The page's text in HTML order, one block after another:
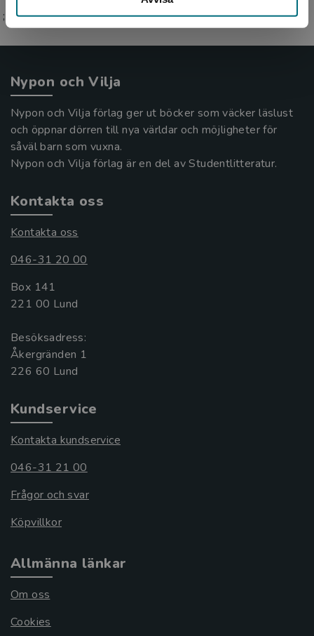
;
Nypon och Vilja
Nypon och Vilja förlag ger ut böcker som väcker läslust
och öppnar dörren till nya världar och möjligheter för
såväl barn som vuxna.
Nypon och Vilja förlag är en del av Studentlitteratur.
Kontakta oss
Kontakta oss
046-31 20 00
Box 141
221 00 Lund
Besöksadress:
Åkergränden 1
Kundservice
Kontakta kundservice
046-31 21 00
Frågor och svar
Köpvillkor
Allmänna länkar
Om oss
Cookies